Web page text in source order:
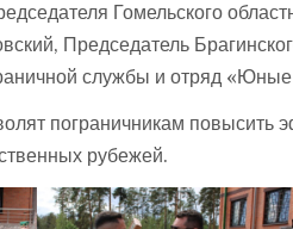
Гомельского
Председатель
службы и отряд «Юные
пограничникам повысить
рубежей.